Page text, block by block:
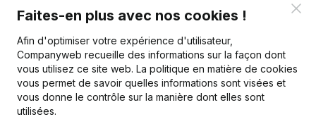
Faites-en plus avec nos cookies !
Afin d'optimiser votre expérience d'utilisateur,
Companyweb recueille des informations sur la façon dont
vous utilisez ce site web. La politique en matière de cookies
vous permet de savoir quelles informations sont visées et
vous donne le contrôle sur la manière dont elles sont
utilisées.
Français
Produit
Informations d’entreprise
Monitoring
Recherche internationale